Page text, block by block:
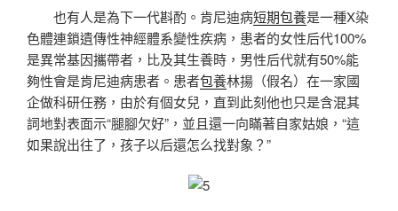
也有人是為下一代斟酌。肯尼迪病短期包養是一種X染
色體連鎖遺傳性神經體系變性疾病，患者的女性后代100%
是異常基因攜帶者，比及其生養時，男性后代就有50%能
夠性會是肯尼迪病患者。患者包養林揚（假名）在一家國
企做科研任務，由於有個女兒，直到此刻他也只是含混其
詞地對表面示“腿腳欠好”，並且還一向瞞著自家姑娘，“這
如果說出往了，孩子以后還怎么找對象？”